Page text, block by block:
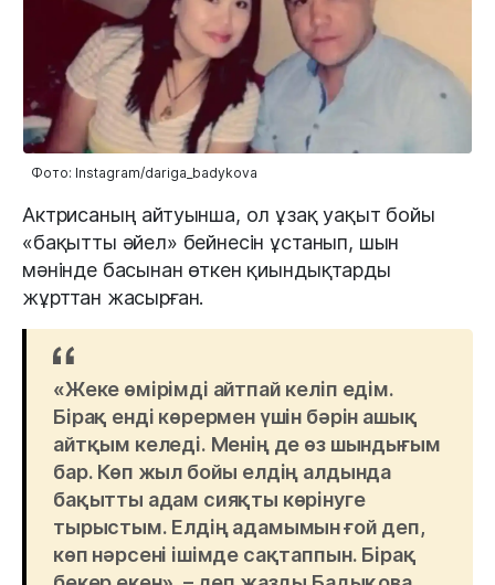
Фото: Instagram/dariga_badykova
Актрисаның айтуынша, ол ұзақ уақыт бойы
«бақытты әйел» бейнесін ұстанып, шын
мәнінде басынан өткен қиындықтарды
жұрттан жасырған.
«Жеке өмірімді айтпай келіп едім.
Бірақ енді көрермен үшін бәрін ашық
айтқым келеді. Менің де өз шындығым
бар. Көп жыл бойы елдің алдында
бақытты адам сияқты көрінуге
тырыстым. Елдің адамымын ғой деп,
көп нәрсені ішімде сақтаппын. Бірақ